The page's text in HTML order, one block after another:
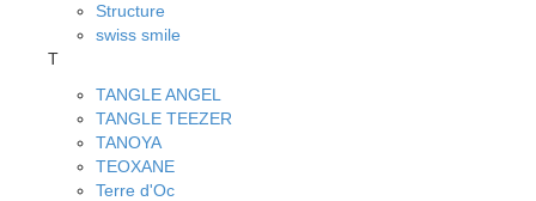
Structure
swiss smile
T
TANGLE ANGEL
TANGLE TEEZER
TANOYA
TEOXANE
Terre d'Oc